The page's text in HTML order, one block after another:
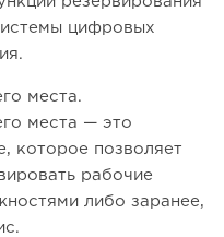
цифровых
места.
места — это
которое позволяет
рабочие
либо заранее,